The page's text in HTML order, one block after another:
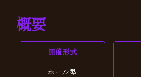
概要
開催形式
ホール型